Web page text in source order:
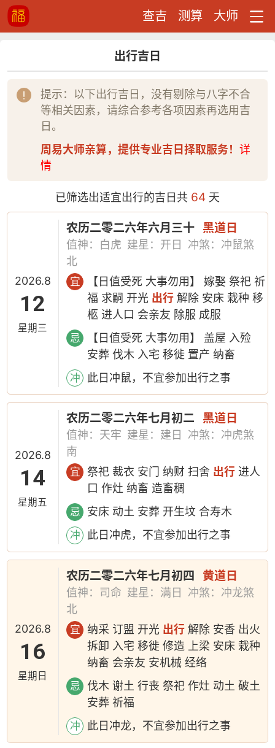
查吉 测算 大师
出行吉日
提示：以下出行吉日，没有剔除与八字不合
等相关因素，请综合参考各项因素再选用吉
日。
周易大师亲算，提供专业吉日择取服务！ 详
情
已筛选出适宜出行的吉日共 64 天
2026.8
12
星期三
农历二零二六年六月三十 黑道日
值神：白虎 建星：开日
冲煞：冲鼠煞
北
宜
【日值受死 大事勿用】 嫁娶 祭祀 祈
福 求嗣 开光 出行 解除 安床 栽种 移
柩 进人口 会亲友 除服 成服
忌
【日值受死 大事勿用】 盖屋 入殓
安葬 伐木 入宅 移徙 置产 纳畜
冲 此日冲鼠，不宜参加出行之事
2026.8
14
星期五
农历二零二六年七月初二 黑道日
值神：天牢 建星：建日
冲煞：冲虎煞
南
宜 祭祀 裁衣 安门 纳财 扫舍 出行 进人
口 作灶 纳畜 造畜稠
忌 安床 动土 安葬 开生坟 合寿木
冲 此日冲虎，不宜参加出行之事
2026.8
16
星期日
农历二零二六年七月初四 黄道日
值神：司命 建星：满日
冲煞：冲龙煞
北
宜 纳采 订盟 开光 出行 解除 安香 出火
拆卸 入宅 移徙 修造 上梁 安床 栽种
纳畜 会亲友 安机械 经络
忌
伐木 谢土 行丧 祭祀 作灶 动土 破土
安葬 祈福
冲 此日冲龙，不宜参加出行之事